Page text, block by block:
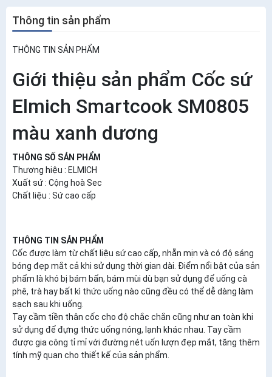
Thông tin sản phẩm
THÔNG TIN SẢN PHẨM
Giới thiệu sản phẩm Cốc sứ
Elmich Smartcook SM0805
màu xanh dương
THÔNG SỐ SẢN PHẨM
Thương hiệu : ELMICH
Xuất sứ : Cộng hoà Sec
Chất liệu : Sứ cao cấp
THÔNG TIN SẢN PHẨM
Cốc được làm từ chất liệu sứ cao cấp, nhẵn mịn và có độ sáng
bóng đẹp mắt cả khi sử dụng thời gian dài. Điểm nổi bật của sản
phẩm là khó bị bám bẩn, bám mùi dù bạn sử dụng để uống cà
phê, trà hay bất kì thức uống nào cũng đều có thể dễ dàng làm
sạch sau khi uống.
Tay cầm tiền thân cốc cho độ chắc chắn cũng như an toàn khi
sử dụng để đựng thức uống nóng, lạnh khác nhau. Tay cầm
được gia công tỉ mỉ với đường nét uốn lượn đẹp mắt, tăng thêm
tính mỹ quan cho thiết kế của sản phẩm.